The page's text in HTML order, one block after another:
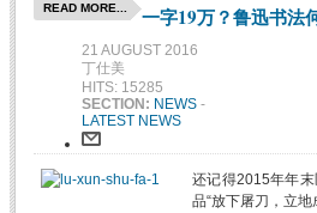
READ MORE... 一字19万？鲁迅书法
21 AUGUST 2016
丁仕美
HITS: 15285
SECTION: NEWS -
LATEST NEWS
还记得2015年年
品“放下屠刀，立